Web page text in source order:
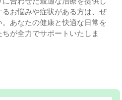
お悩みや症状がある方は、ぜ
あなたの健康と快適な日常を
が全力でサポートいたしま